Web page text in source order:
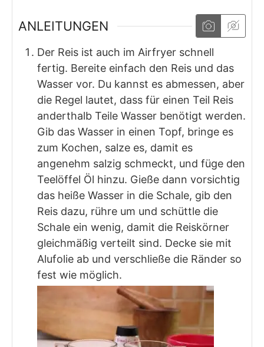
ANLEITUNGEN
Der Reis ist auch im Airfryer schnell
fertig. Bereite einfach den Reis und das
Wasser vor. Du kannst es abmessen, aber
die Regel lautet, dass für einen Teil Reis
anderthalb Teile Wasser benötigt werden.
Gib das Wasser in einen Topf, bringe es
zum Kochen, salze es, damit es
angenehm salzig schmeckt, und füge den
Teelöffel Öl hinzu. Gieße dann vorsichtig
das heiße Wasser in die Schale, gib den
Reis dazu, rühre um und schüttle die
Schale ein wenig, damit die Reiskörner
gleichmäßig verteilt sind. Decke sie mit
Alufolie ab und verschließe die Ränder so
fest wie möglich.